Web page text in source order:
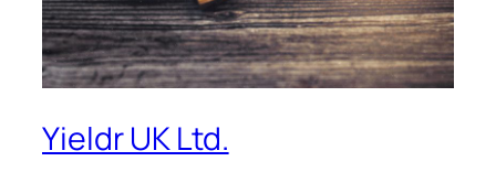
Yieldr UK Ltd.